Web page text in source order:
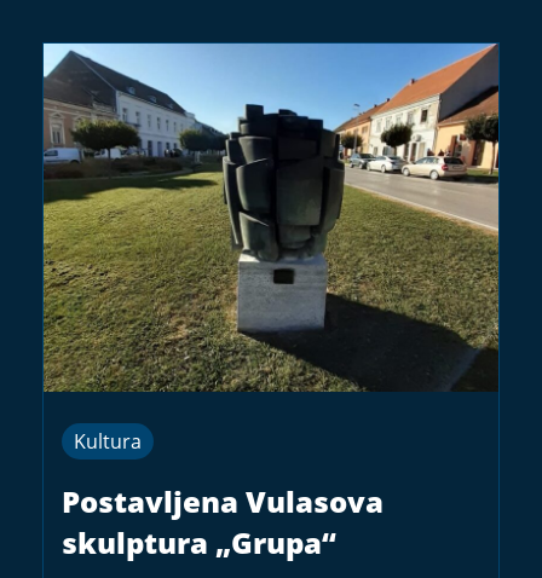
Kultura
Postavljena Vulasova
skulptura „Grupa“